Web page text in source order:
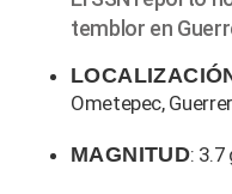
temblor en
Ometepec,
MAGNITUD: 3.7